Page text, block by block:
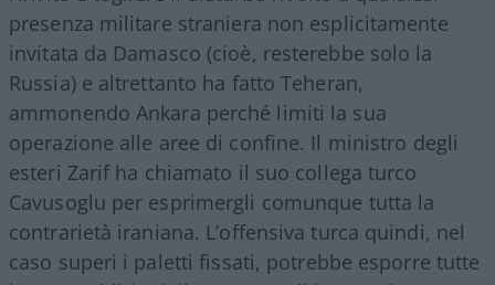
presenza militare straniera non esplicitamente
invitata da Damasco (cioè, resterebbe solo la
Russia) e altrettanto ha fatto Teheran,
ammonendo Ankara perché limiti la sua
operazione alle aree di confine. Il ministro degli
esteri Zarif ha chiamato il suo collega turco
Cavusoglu per esprimergli comunque tutta la
contrarietà iraniana. L’offensiva turca quindi, nel
caso superi i paletti fissati, potrebbe esporre tutte